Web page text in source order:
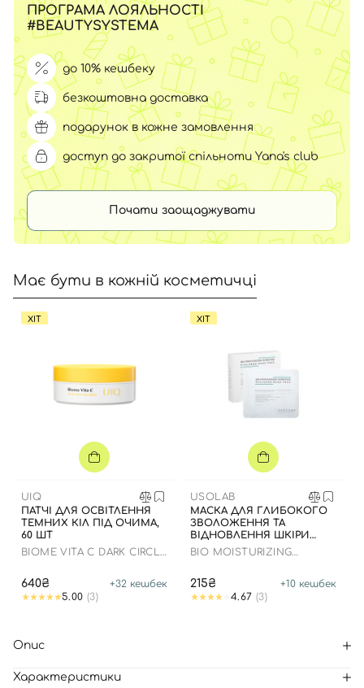
ПРОГРАМА ЛОЯЛЬНОСТІ
#BEAUTYSYSTEMA
до 10% кешбеку
безкоштовна доставка
подарунок в кожне замовлення
доступ до закритої спільноти Yana's club
Почати заощаджувати
Має бути в кожній косметичці
ХІТ
UIQ
ПАТЧІ ДЛЯ ОСВІТЛЕННЯ
ТЕМНИХ КІЛ ПІД ОЧИМА,
60 ШТ
BIOME VITA C DARK CIRCLE
640₴ +32 кешбек
5.00 (3)
ХІТ
USOLAB
МАСКА ДЛЯ ГЛИБОКОГО
ЗВОЛОЖЕННЯ ТА
ВІДНОВЛЕННЯ ШКІРИ
ОБЛИЧЧЯ З
BIO MOISTURIZING
215₴ +10 кешбек
4.67 (3)
Опис
Характеристики